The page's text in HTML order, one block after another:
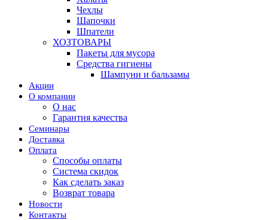
Чехлы
Шапочки
Шпатели
ХОЗТОВАРЫ
Пакеты для мусора
Средства гигиены
Шампуни и бальзамы
Акции
О компании
О нас
Гарантия качества
Семинары
Доставка
Оплата
Способы оплаты
Система скидок
Как сделать заказ
Возврат товара
Новости
Контакты